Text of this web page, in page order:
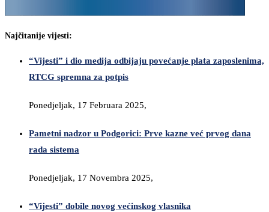
Najčitanije vijesti:
“Vijesti” i dio medija odbijaju povećanje plata zaposlenima,
RTCG spremna za potpis
Ponedjeljak, 17 Februara 2025,
Pametni nadzor u Podgorici: Prve kazne već prvog dana
rada sistema
Ponedjeljak, 17 Novembra 2025,
“Vijesti” dobile novog većinskog vlasnika